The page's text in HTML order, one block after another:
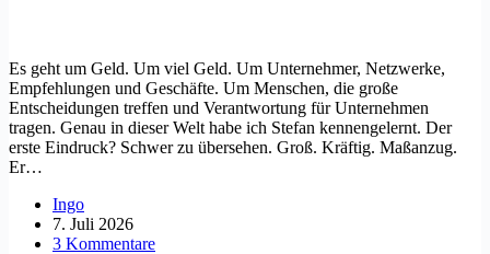
Es geht um Geld. Um viel Geld. Um Unternehmer, Netzwerke,
Empfehlungen und Geschäfte. Um Menschen, die große
Entscheidungen treffen und Verantwortung für Unternehmen
tragen. Genau in dieser Welt habe ich Stefan kennengelernt. Der
erste Eindruck? Schwer zu übersehen. Groß. Kräftig. Maßanzug.
Er…
Ingo
7. Juli 2026
3 Kommentare